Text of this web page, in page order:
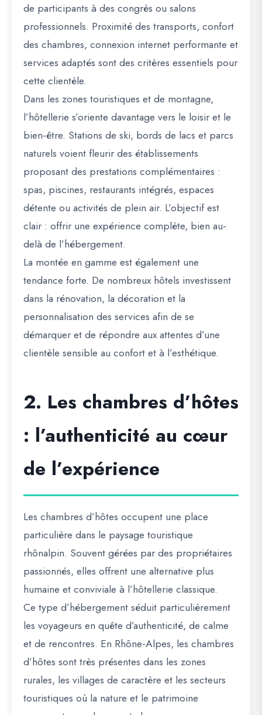
de participants à des congrès ou salons
professionnels. Proximité des transports, confort
des chambres, connexion internet performante et
services adaptés sont des critères essentiels pour
cette clientèle.
Dans les zones touristiques et de montagne,
l’hôtellerie s’oriente davantage vers le loisir et le
bien-être. Stations de ski, bords de lacs et parcs
naturels voient fleurir des établissements
proposant des prestations complémentaires :
spas, piscines, restaurants intégrés, espaces
détente ou activités de plein air. L’objectif est
clair : offrir une expérience complète, bien au-
delà de l’hébergement.
La montée en gamme est également une
tendance forte. De nombreux hôtels investissent
dans la rénovation, la décoration et la
personnalisation des services afin de se
démarquer et de répondre aux attentes d’une
clientèle sensible au confort et à l’esthétique.
2. Les chambres d’hôtes
: l’authenticité au cœur
de l’expérience
Les chambres d’hôtes occupent une place
particulière dans le paysage touristique
rhônalpin. Souvent gérées par des propriétaires
passionnés, elles offrent une alternative plus
humaine et conviviale à l’hôtellerie classique.
Ce type d’hébergement séduit particulièrement
les voyageurs en quête d’authenticité, de calme
et de rencontres. En Rhône-Alpes, les chambres
d’hôtes sont très présentes dans les zones
rurales, les villages de caractère et les secteurs
touristiques où la nature et le patrimoine